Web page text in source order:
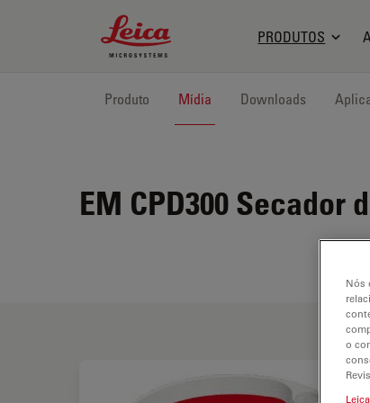
Leica Microsystems Logo
PRODUTOS
Produto Mídia Downloads
EM CPD300 Secador
Nós
o